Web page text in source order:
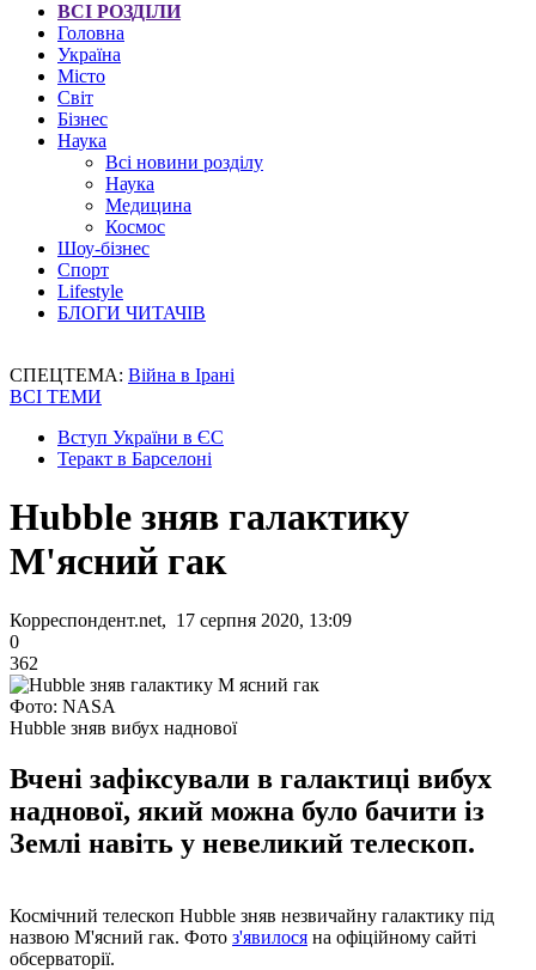
ВСІ РОЗДІЛИ
Головна
Україна
Місто
Світ
Бізнес
Наука
Всі новини розділу
Наука
Медицина
Космос
Шоу-бізнес
Спорт
Lifestyle
БЛОГИ ЧИТАЧІВ
СПЕЦТЕМА: Війна в Ірані
ВСІ ТЕМИ
Вступ України в ЄС
Теракт в Барселоні
Hubble зняв галактику
М'ясний гак
Корреспондент.net, 17 серпня 2020, 13:09
0
362
Фото: NASA
Hubble зняв вибух наднової
Вчені зафіксували в галактиці вибух
наднової, який можна було бачити із
Землі навіть у невеликий телескоп.
Космічний телескоп Hubble зняв незвичайну галактику під
назвою М'ясний гак. Фото з'явилося на офіційному сайті
обсерваторії.